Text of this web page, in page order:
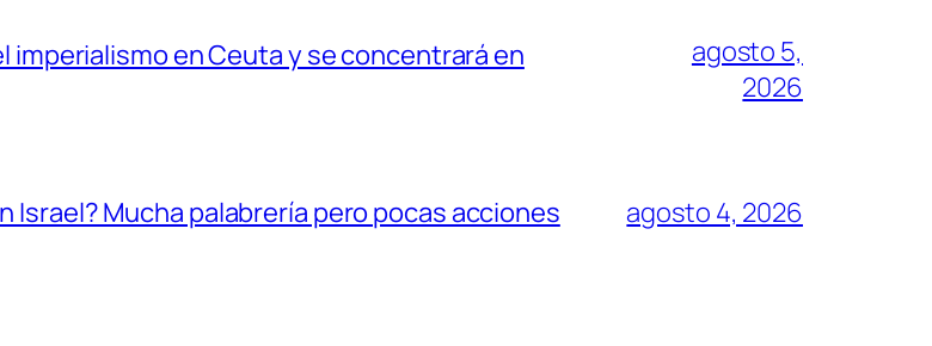
imperialismo en Ceuta y se concentrará en
agosto 5,
2026
Mucha palabrería pero pocas acciones agosto 4, 2026